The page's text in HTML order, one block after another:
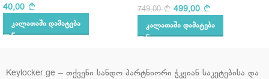
40,00
ᲙᲐᲚᲐᲗᲐᲨᲘ ᲓᲐᲛᲐᲢᲔᲑᲐ
749,00 499,00
ᲙᲐᲚᲐᲗᲐᲨᲘ ᲓᲐᲛᲐᲢᲔᲑᲐ
Keylocker.ge – თქვენი სანდო პარტნიორი ჭკვიან საკეტებისა და